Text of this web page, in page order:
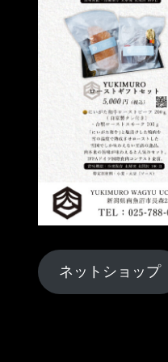
ネットショップ